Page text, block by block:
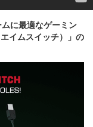
に最適なゲーミン
イムスイッチ）」の